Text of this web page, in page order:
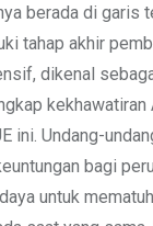
berada di garis
tahap akhir
dikenal
ini. Undang-
bagi
untuk